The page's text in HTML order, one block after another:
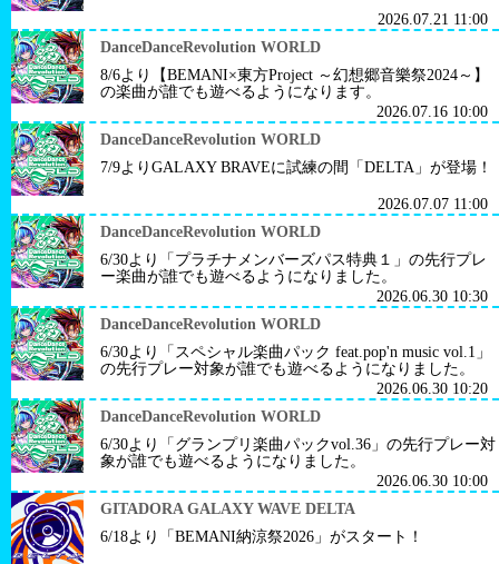
2026.07.21 11:00
DanceDanceRevolution WORLD
8/6より【BEMANI×東方Project ～幻想郷音樂祭2024～】
の楽曲が誰でも遊べるようになります。
2026.07.16 10:00
DanceDanceRevolution WORLD
7/9よりGALAXY BRAVEに試練の間「DELTA」が登場！
2026.07.07 11:00
DanceDanceRevolution WORLD
6/30より「プラチナメンバーズパス特典１」の先行プレ
ー楽曲が誰でも遊べるようになりました。
2026.06.30 10:30
DanceDanceRevolution WORLD
6/30より「スペシャル楽曲パック feat.pop'n music vol.1」
の先行プレー対象が誰でも遊べるようになりました。
2026.06.30 10:20
DanceDanceRevolution WORLD
6/30より「グランプリ楽曲パックvol.36」の先行プレー対
象が誰でも遊べるようになりました。
2026.06.30 10:00
GITADORA GALAXY WAVE DELTA
6/18より「BEMANI納涼祭2026」がスタート！